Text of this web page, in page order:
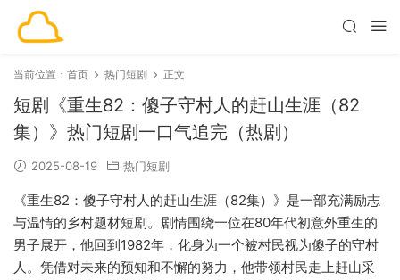
当前位置： 首页 热门短剧 正文
短剧《重生82：傻子守村人的赶山生涯（82
集）》热门短剧一口气追完（热剧）
2025-08-19 热门短剧
《重生82：傻子守村人的赶山生涯（82集）》是一部充满励志
与温情的乡村题材短剧。剧情围绕一位在80年代初意外重生的
男子展开，他回到1982年，化身为一个被村民视为傻子的守村
人。凭借对未来的预知和不懈的努力，他带领村民走上赶山采